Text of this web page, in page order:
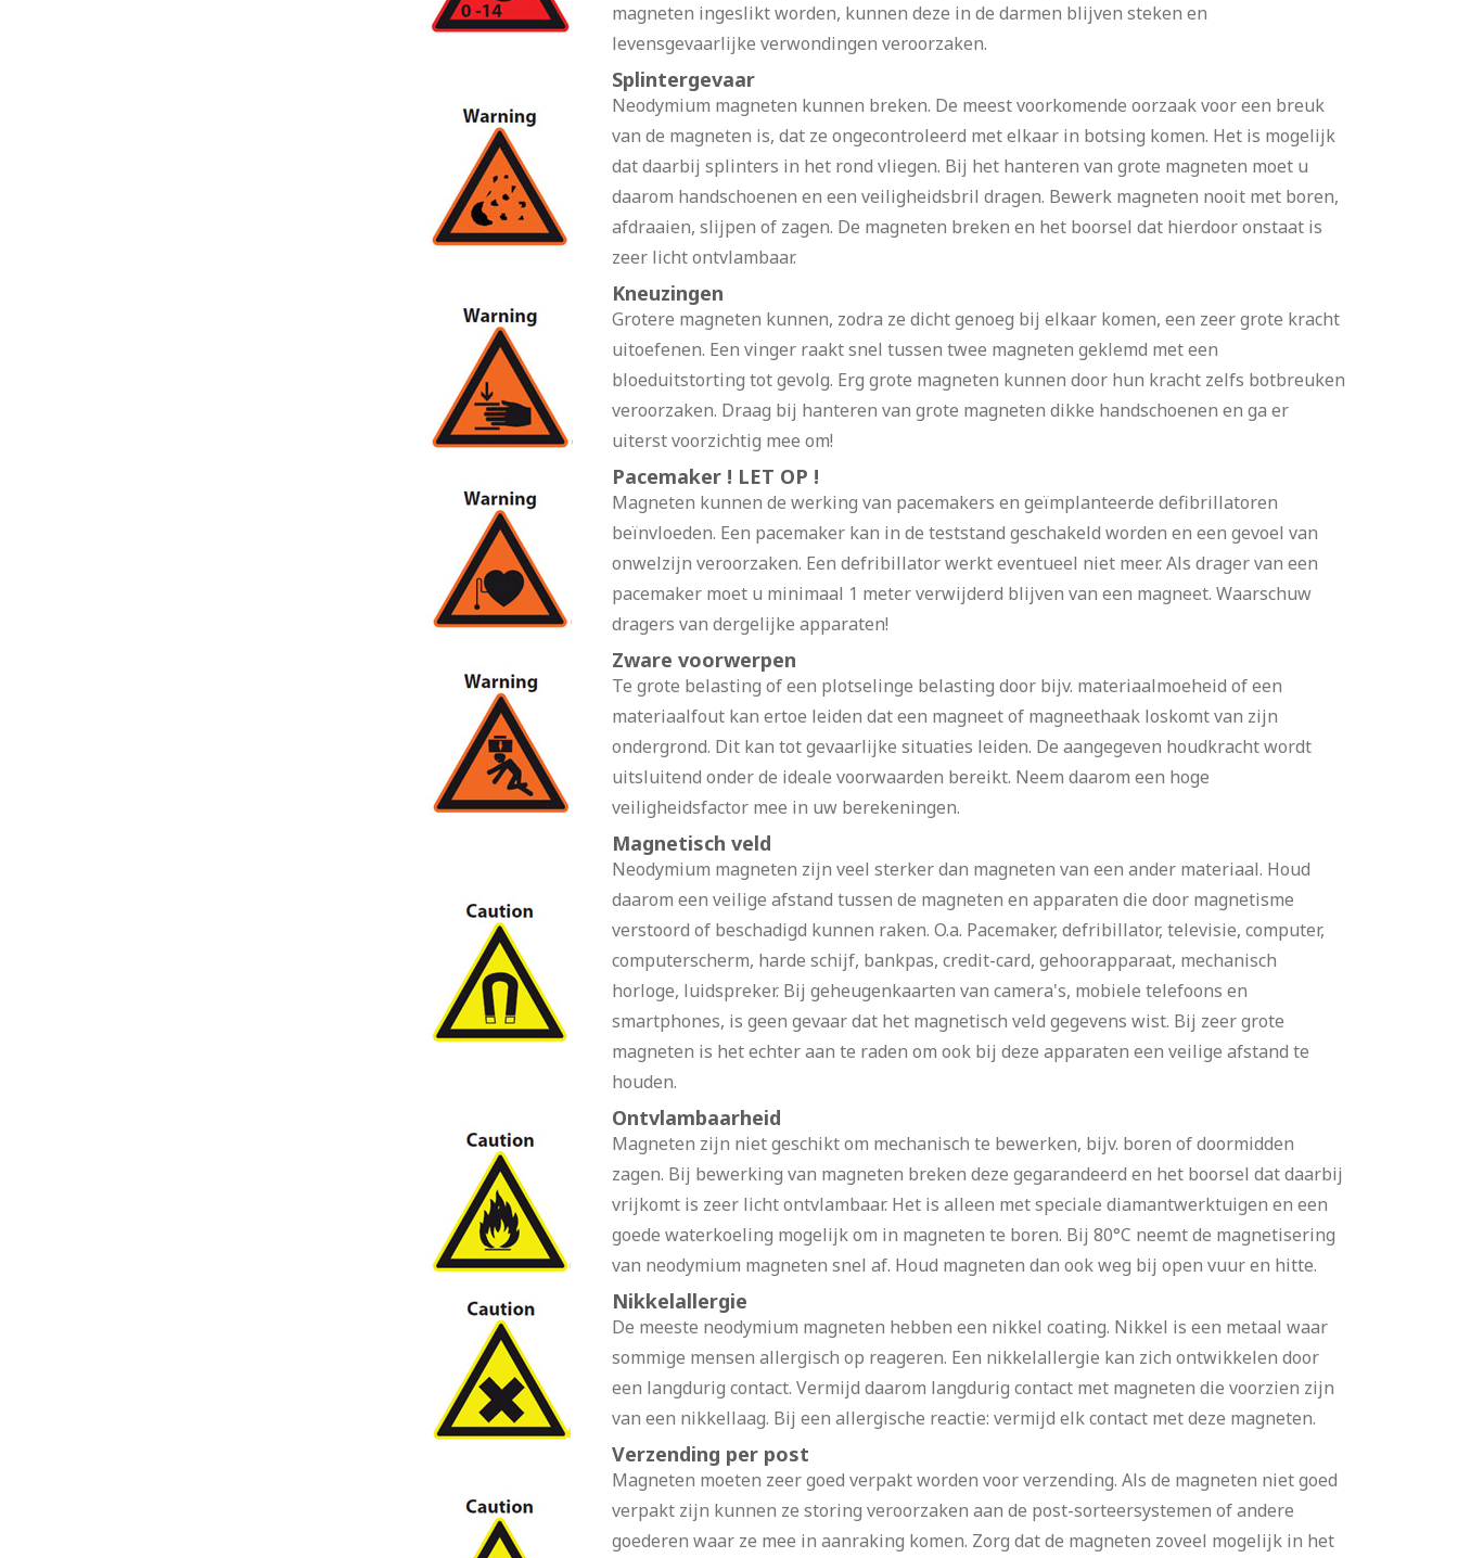
magneten ingeslikt worden, kunnen deze in de darmen blijven steken en
levensgevaarlijke verwondingen veroorzaken.
Splintergevaar
Neodymium magneten kunnen breken. De meest voorkomende oorzaak voor een breuk
van de magneten is, dat ze ongecontroleerd met elkaar in botsing komen. Het is mogelijk
dat daarbij splinters in het rond vliegen. Bij het hanteren van grote magneten moet u
daarom handschoenen en een veiligheidsbril dragen. Bewerk magneten nooit met boren,
afdraaien, slijpen of zagen. De magneten breken en het boorsel dat hierdoor onstaat is
zeer licht ontvlambaar.
Kneuzingen
Grotere magneten kunnen, zodra ze dicht genoeg bij elkaar komen, een zeer grote kracht
uitoefenen. Een vinger raakt snel tussen twee magneten geklemd met een
bloeduitstorting tot gevolg. Erg grote magneten kunnen door hun kracht zelfs botbreuken
veroorzaken. Draag bij hanteren van grote magneten dikke handschoenen en ga er
uiterst voorzichtig mee om!
Pacemaker ! LET OP !
Magneten kunnen de werking van pacemakers en geïmplanteerde defibrillatoren
beïnvloeden. Een pacemaker kan in de teststand geschakeld worden en een gevoel van
onwelzijn veroorzaken. Een defribillator werkt eventueel niet meer. Als drager van een
pacemaker moet u minimaal 1 meter verwijderd blijven van een magneet. Waarschuw
dragers van dergelijke apparaten!
Zware voorwerpen
Te grote belasting of een plotselinge belasting door bijv. materiaalmoeheid of een
materiaalfout kan ertoe leiden dat een magneet of magneethaak loskomt van zijn
ondergrond. Dit kan tot gevaarlijke situaties leiden. De aangegeven houdkracht wordt
uitsluitend onder de ideale voorwaarden bereikt. Neem daarom een hoge
veiligheidsfactor mee in uw berekeningen.
Magnetisch veld
Neodymium magneten zijn veel sterker dan magneten van een ander materiaal. Houd
daarom een veilige afstand tussen de magneten en apparaten die door magnetisme
verstoord of beschadigd kunnen raken. O.a. Pacemaker, defribillator, televisie, computer,
computerscherm, harde schijf, bankpas, credit-card, gehoorapparaat, mechanisch
horloge, luidspreker. Bij geheugenkaarten van camera's, mobiele telefoons en
smartphones, is geen gevaar dat het magnetisch veld gegevens wist. Bij zeer grote
magneten is het echter aan te raden om ook bij deze apparaten een veilige afstand te
houden.
Ontvlambaarheid
Magneten zijn niet geschikt om mechanisch te bewerken, bijv. boren of doormidden
zagen. Bij bewerking van magneten breken deze gegarandeerd en het boorsel dat daarbij
vrijkomt is zeer licht ontvlambaar. Het is alleen met speciale diamantwerktuigen en een
goede waterkoeling mogelijk om in magneten te boren. Bij 80°C neemt de magnetisering
van neodymium magneten snel af. Houd magneten dan ook weg bij open vuur en hitte.
Nikkelallergie
De meeste neodymium magneten hebben een nikkel coating. Nikkel is een metaal waar
sommige mensen allergisch op reageren. Een nikkelallergie kan zich ontwikkelen door
een langdurig contact. Vermijd daarom langdurig contact met magneten die voorzien zijn
van een nikkellaag. Bij een allergische reactie: vermijd elk contact met deze magneten.
Verzending per post
Magneten moeten zeer goed verpakt worden voor verzending. Als de magneten niet goed
verpakt zijn kunnen ze storing veroorzaken aan de post-sorteersystemen of andere
goederen waar ze mee in aanraking komen. Zorg dat de magneten zoveel mogelijk in het